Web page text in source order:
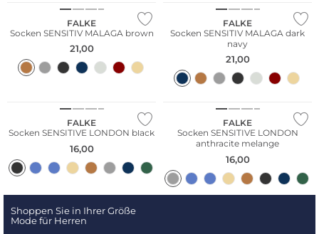
FALKE
Socken SENSITIV MALAGA brown
21,00
FALKE
Socken SENSITIV MALAGA dark
navy
21,00
FALKE
Socken SENSITIVE LONDON black
16,00
Große Größen
FALKE
Socken SENSITIVE LONDON
anthracite melange
16,00
Shoppen Sie in Ihrer Größe
Mode für Herren